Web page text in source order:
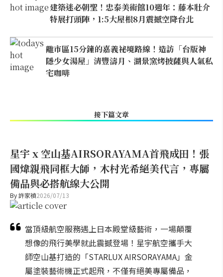
建築迷必朝聖！忠泰美術館10週年：藤本壯介
特展打頭陣，1:5大屋根8月震撼空降台北
離市區15分鐘的嘉義祕境路線！造訪「台版神
隱少女湯屋」清豐濤月、湖景窯烤披薩與人氣私
宅咖啡
接下篇文章
星宇 x 空山基AIRSORAYAMA首飛成田！張
國煒親飛同框大師，木村光希絕美代言，專屬
備品與必搭航線大公開
By許家禎2026/07/13
當頂級航空服務遇上日本殿堂級藝術，一場顛覆
想像的飛行美學就此震撼登場！星宇航空攜手大
師空山基打造的「STARLUX AIRSORAYAMA」金
屬塗裝藝術機正式起飛，不僅有絕美專屬備品，